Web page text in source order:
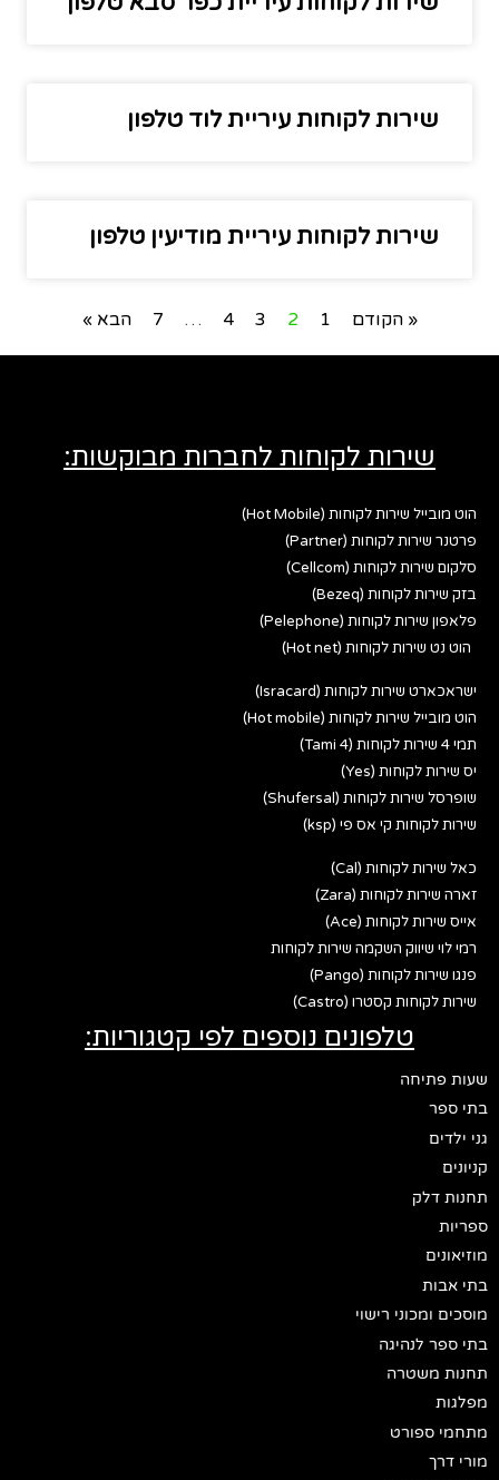
שירות לקוחות עיריית לוד טלפון
שירות לקוחות עיריית מודיעין טלפון
« הקודם 1
2
3
4
…
7 הבא »
שירות לקוחות לחברות מבוקשות:
הוט מובייל שירות לקוחות (Hot Mobile)
פרטנר שירות לקוחות (Partner)
סלקום שירות לקוחות (Cellcom)
בזק שירות לקוחות (Bezeq)
פלאפון שירות לקוחות (Pelephone)
הוט נט שירות לקוחות (Hot net)
ישראכארט שירות לקוחות (Isracard)
הוט מובייל שירות לקוחות (Hot mobile)
תמי 4 שירות לקוחות (Tami 4)
יס שירות לקוחות (Yes)
שופרסל שירות לקוחות (Shufersal)
שירות לקוחות קי אס פי (ksp)
כאל שירות לקוחות (Cal)
זארה שירות לקוחות (Zara)
אייס שירות לקוחות (Ace)
רמי לוי שיווק השקמה שירות לקוחות
פנגו שירות לקוחות (Pango)
שירות לקוחות קסטרו (Castro)
טלפונים נוספים לפי קטגוריות:
שעות פתיחה
בתי ספר
גני ילדים
קניונים
תחנות דלק
ספריות
מוזיאונים
בתי אבות
מוסכים ומכוני רישוי
בתי ספר לנהיגה
תחנות משטרה
מפלגות
מתחמי ספורט
מורי דרך